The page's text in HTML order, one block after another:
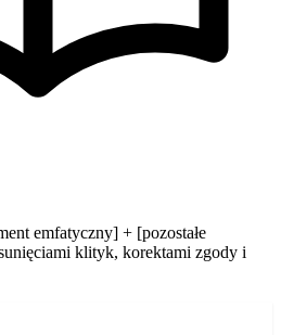
emfatyczny] + [pozostałe
klityk, korektami zgody i